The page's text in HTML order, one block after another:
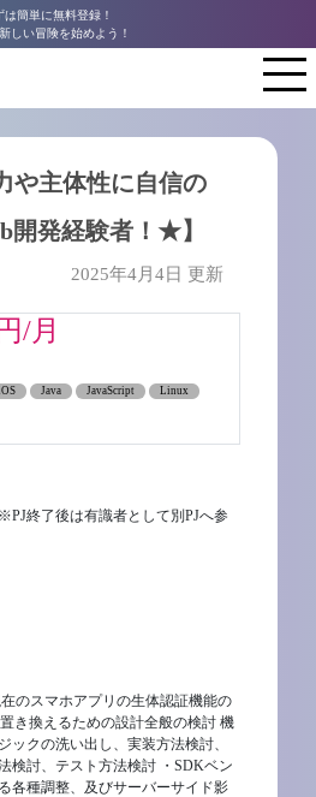
は簡単に無料登録！
しい冒険を始めよう！
や主体性に自信の
開発経験者！★】
2025年4月4日 更新
/月
Java JavaScript
Linux
終了後は有識者として別PJへ参
のスマホアプリの生体認証機能の
き換えるための設計全般の検討 機
ックの洗い出し、実装方法検討、
検討、テスト方法検討 ・SDKベン
各種調整、及びサーバーサイド影